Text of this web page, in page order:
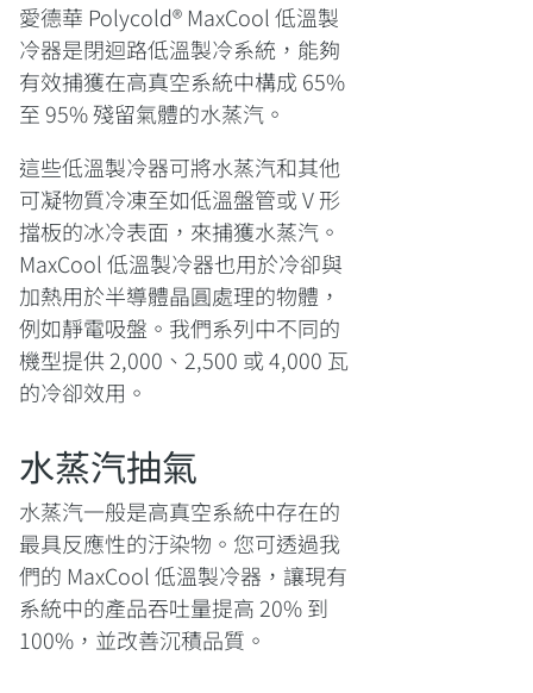
愛德華 Polycold® MaxCool 低溫製
冷器是閉迴路低溫製冷系統，能夠
有效捕獲在高真空系統中構成 65%
至 95% 殘留氣體的水蒸汽。
這些低溫製冷器可將水蒸汽和其他
可凝物質冷凍至如低溫盤管或 V 形
擋板的冰冷表面，來捕獲水蒸汽。
MaxCool 低溫製冷器也用於冷卻與
加熱用於半導體晶圓處理的物體，
例如靜電吸盤。我們系列中不同的
機型提供 2,000、2,500 或 4,000 瓦
的冷卻效用。
水蒸汽抽氣
水蒸汽一般是高真空系統中存在的
最具反應性的汙染物。您可透過我
們的 MaxCool 低溫製冷器，讓現有
系統中的產品吞吐量提高 20% 到
100%，並改善沉積品質。